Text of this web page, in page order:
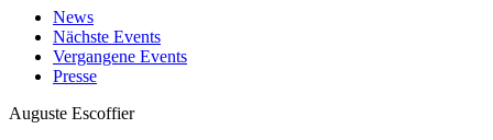
News
Nächste Events
Vergangene Events
Presse
Auguste Escoffier